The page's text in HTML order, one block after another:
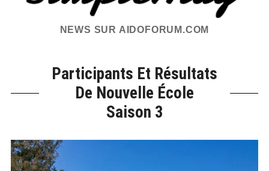
NEWS SUR AIDOFORUM.COM
Participants Et Résultats
De Nouvelle École
Saison 3